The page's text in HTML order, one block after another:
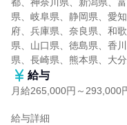
県、岐阜県、静岡県、愛
府、兵庫県、奈良県、和
県、山口県、徳島県、香
県、長崎県、熊本県、大
給与
月給265,000円～293,000
給与詳細